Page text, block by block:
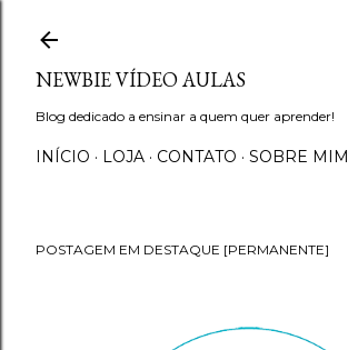
NEWBIE VÍDEO AULAS
Blog dedicado a ensinar a quem quer aprender!
INÍCIO LOJA CONTATO SOBRE MIM
POSTAGEM EM DESTAQUE [PERMANENTE]